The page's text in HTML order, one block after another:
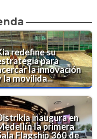
redefine su
para
la innovación
la movilida...
inaugura en
la primera
Flagship 360 de